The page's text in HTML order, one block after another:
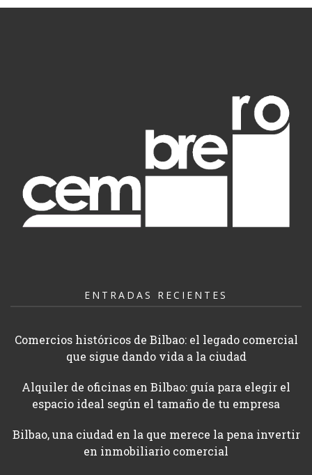
ENTRADAS RECIENTES
Comercios históricos de Bilbao: el legado comercial
que sigue dando vida a la ciudad
Alquiler de oficinas en Bilbao: guía para elegir el
espacio ideal según el tamaño de tu empresa
Bilbao, una ciudad en la que merece la pena invertir
en inmobiliario comercial